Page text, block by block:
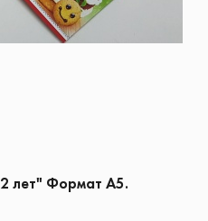
лет" Формат А5.